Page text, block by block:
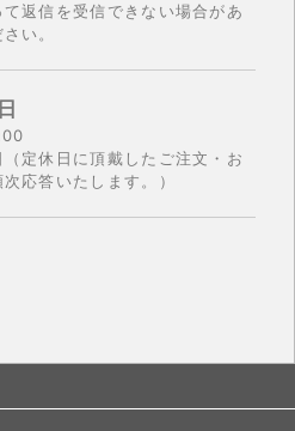
返信を受信できない場合があ
い。
定休日に頂戴したご注文・お
応答いたします。）